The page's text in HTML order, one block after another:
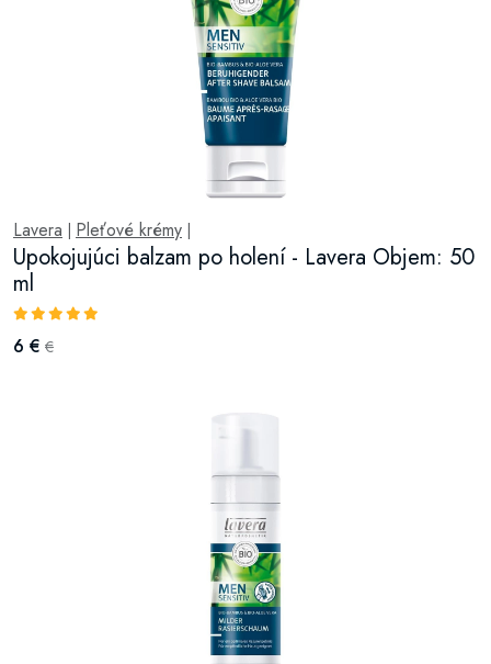
Lavera Pleťové krémy
Upokojujúci balzam po holení - Lavera Objem: 50
ml
6 € €